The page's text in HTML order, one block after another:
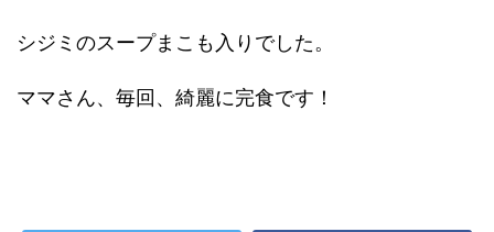
シジミのスープまこも入りでした。
ママさん、毎回、綺麗に完食です！